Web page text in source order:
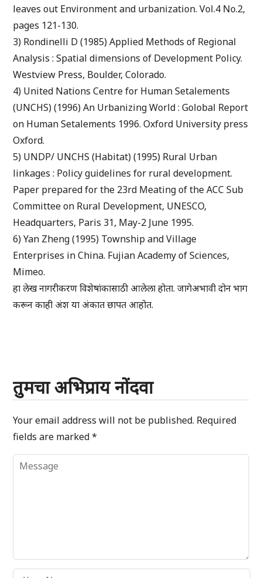
leaves out Environment and urbanization. Vol.4 No.2,
pages 121-130.
3) Rondinelli D (1985) Applied Methods of Regional
Analysis : Spatial dimensions of Development Policy.
Westview Press, Boulder, Colorado.
4) United Nations Centre for Human Setalements
(UNCHS) (1996) An Urbanizing World : Golobal Report
on Human Setalements 1996. Oxford University press
Oxford.
5) UNDP/ UNCHS (Habitat) (1995) Rural Urban
linkages : Policy guidelines for rural development.
Paper prepared for the 23rd Meating of the ACC Sub
Committee on Rural Development, UNESCO,
Headquarters, Paris 31, May-2 June 1995.
6) Yan Zheng (1995) Township and Village
Enterprises in China. Fujian Academy of Sciences,
Mimeo.
हा लेख नागरीकरण विशेषांकासाठी आलेला होता. जागेअभावी दोन भाग
करून काही अंश या अंकात छापत आहोत.
तुमचा अभिप्राय नोंदवा
Your email address will not be published. Required
fields are marked*